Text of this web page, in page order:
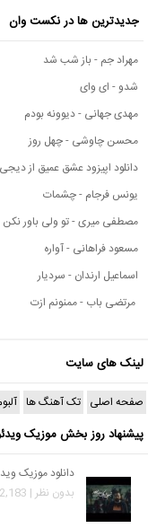
جدیدترین ها در نکست وان
مهراد جم - باز شب شد
شدو - ای وای
مهدی جهانی - دیوونه بودم
محسن چاوشی - چهل روز
دانلود اپیزود عشق عمیق از
یونس فرجام - چشمات
مصطفی میری - تو ولی باور نکن
مسعود فراهانی - آواره
اسماعیل ارندان - سردیار
مرتضی باب - ممنونم ازت
لینک های سایت
صفحه اصلی تک آهنگ ها
پیشنهاد روز بخش موزیک
دانلود موزیک
بدون نظر | 2,183 بازدید